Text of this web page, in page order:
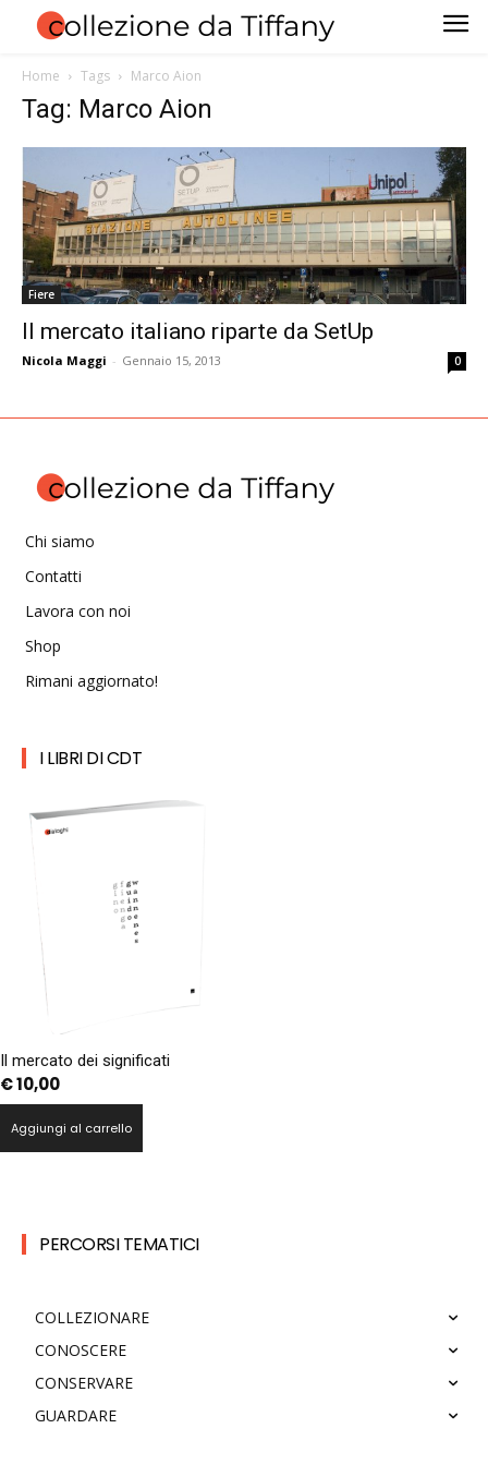
Home Tags Marco Aion
Tag: Marco Aion
Fiere
Il mercato italiano riparte da SetUp
Nicola Maggi - Gennaio 15, 2013 0
Chi siamo
Contatti
Lavora con noi
Shop
Rimani aggiornato!
I LIBRI DI CDT
Il mercato dei significati
€10,00
Aggiungi al carrello
PERCORSI TEMATICI
COLLEZIONARE
CONOSCERE
CONSERVARE
GUARDARE